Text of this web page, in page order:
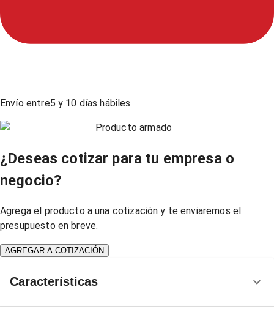
Envío entre5 y 10 días hábiles
Producto armado
¿Deseas cotizar para tu empresa o
negocio?
Agrega el producto a una cotización y te enviaremos el
presupuesto en breve.
AGREGAR A COTIZACIÓN
Características